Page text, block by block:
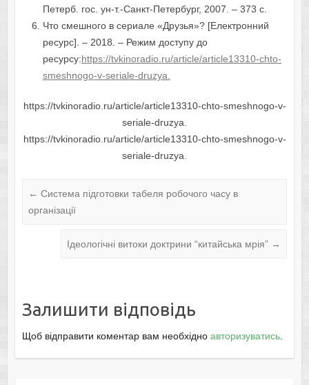
Петерб. гос. ун-т.-Санкт-Петербург, 2007. – 373 с.
Что смешного в сериале «Друзья»? [Електронний
ресурс]. – 2018. – Режим доступу до
ресурсу:https://tvkinoradio.ru/article/article13310-chto-
smeshnogo-v-seriale-druzya.
https://tvkinoradio.ru/article/article13310-chto-smeshnogo-v-
seriale-druzya.
https://tvkinoradio.ru/article/article13310-chto-smeshnogo-v-
seriale-druzya.
← Система підготовки табеля робочого часу в
організації
Ідеологічні витоки доктрини “китайська мрія” →
Залишити відповідь
Щоб відправити коментар вам необхідно авторизуватись.